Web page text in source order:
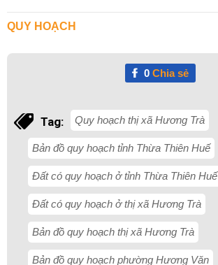
QUY HOẠCH
0Chia sẻ
Tag: Quy hoạch thị xã Hương Trà
Bản đồ quy hoạch tỉnh Thừa Thiên Huế
Đất có quy hoạch ở tỉnh Thừa Thiên Huế
Đất có quy hoạch ở thị xã Hương Trà
Bản đồ quy hoạch thị xã Hương Trà
Bản đồ quy hoạch phường Hương Văn